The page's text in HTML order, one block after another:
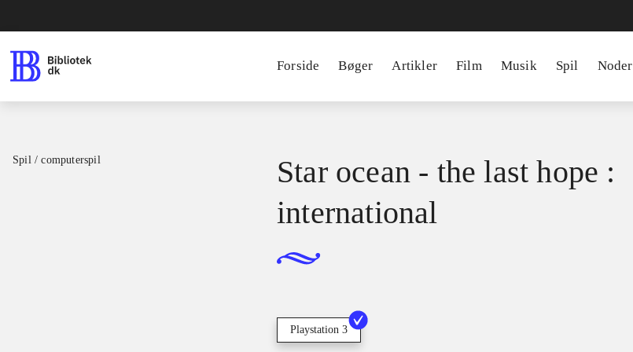
Forside Bøger Artikler Film Musik Spil Noder
Spil / computerspil
Star ocean - the last hope :
international
Playstation 3